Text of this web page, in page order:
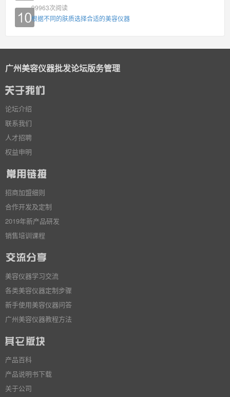
99963次阅读
根据不同的肤质选择合适的美容仪器
广州美容仪器批发论坛版务管理
论坛介绍
联系我们
人才招聘
权益申明
招商加盟细则
合作开发及定制
2019年新产品研发
销售培训课程
美容仪器学习交流
各类美容仪器定制步骤
新手使用美容仪器问答
广州美容仪器教程方法
产品百科
产品说明书下载
关于公司